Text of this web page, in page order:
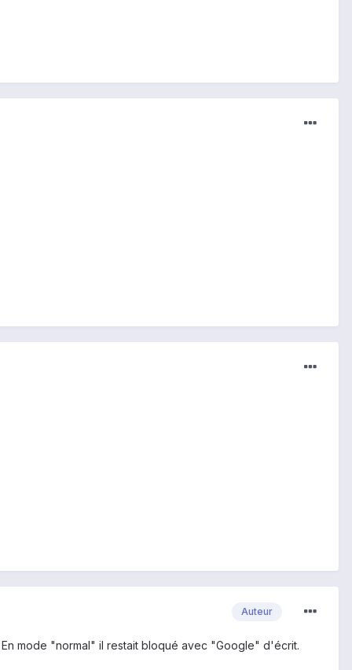
Auteur
mode "normal" il restait bloqué avec "Google" d'écrit.